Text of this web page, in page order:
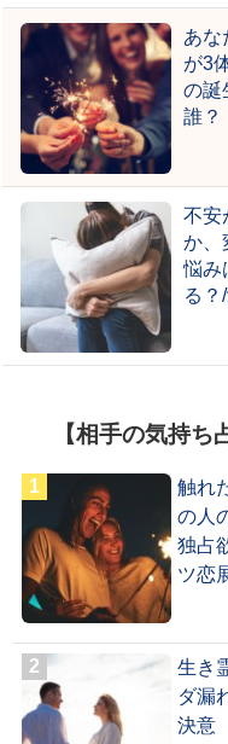
あな
が3
の
誰？
不
か、
悩み
る？
【相手の気持
触れ
の人
独占
ツ恋
生き
ダ漏
決意